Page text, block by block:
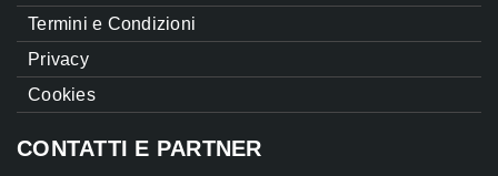
Termini e Condizioni
Privacy
Cookies
CONTATTI E PARTNER